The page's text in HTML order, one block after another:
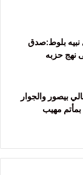
نبيه بلوط:صدق
نهج حزبه
بيصور والجوار
مهيب